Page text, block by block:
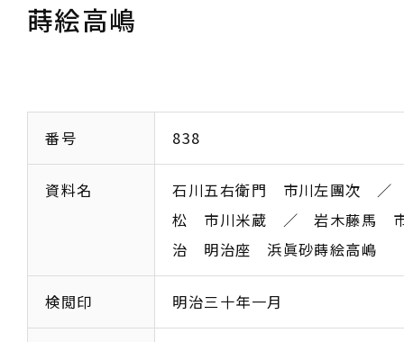
蒔絵高嶋
番号 838
資料名
石川五右衛門 市川左團次 ／
松 市川米蔵 ／ 岩木藤馬
治 明治座 浜眞砂蒔絵高嶋
検閲印 明治三十年一月